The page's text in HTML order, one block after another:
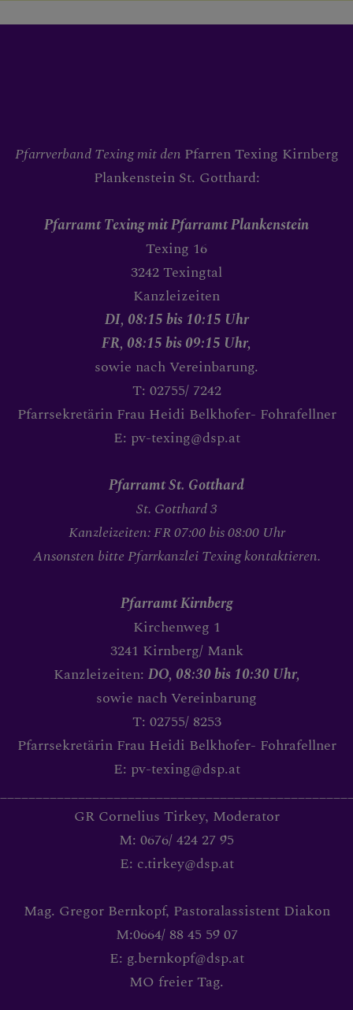
Pfarrverband Texing mit den Pfarren Texing Kirnberg
Plankenstein St. Gotthard:
Pfarramt Texingmit Pfarramt Plankenstein
Texing 16
3242 Texingtal
Kanzleizeiten
DI, 08:15 bis 10:15 Uhr
FR, 08:15 bis 09:15 Uhr,
sowie nach Vereinbarung.
T: 02755/ 7242
Pfarrsekretärin Frau Heidi Belkhofer- Fohrafellner
E: pv-texing@dsp.at
Pfarramt St. Gotthard
St. Gotthard 3
Kanzleizeiten: FR 07:00 bis 08:00 Uhr
Ansonsten bitte Pfarrkanzlei Texing kontaktieren.
Pfarramt Kirnberg
Kirchenweg 1
3241 Kirnberg/ Mank
Kanzleizeiten: DO, 08:30 bis 10:30 Uhr,
sowie nach Vereinbarung
T: 02755/ 8253
Pfarrsekretärin Frau Heidi Belkhofer- Fohrafellner
E: pv-texing@dsp.at
GR Cornelius Tirkey, Moderator
M: 0676/ 424 27 95
E: c.tirkey@dsp.at
Mag. Gregor Bernkopf, Pastoralassistent Diakon
M:0664/ 88 45 59 07
E: g.bernkopf@dsp.at
MO freier Tag.